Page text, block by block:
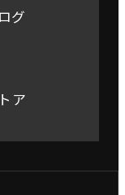
グ
ア